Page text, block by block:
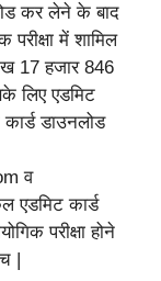
कर लेने के बाद
परीक्षा में शामिल
17 हजार 846
लिए एडमिट
डाउनलोड
व
एडमिट कार्ड
परीक्षा होने
|